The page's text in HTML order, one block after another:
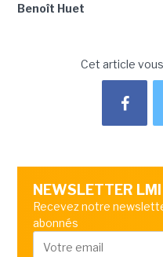
Benoît Huet
Cet article
NEWSLETTER LMI
Recevez notre
abonnés